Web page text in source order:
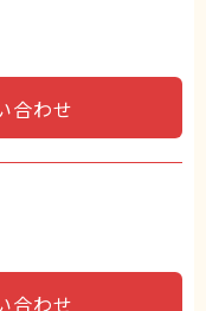
合わせ
合わせ